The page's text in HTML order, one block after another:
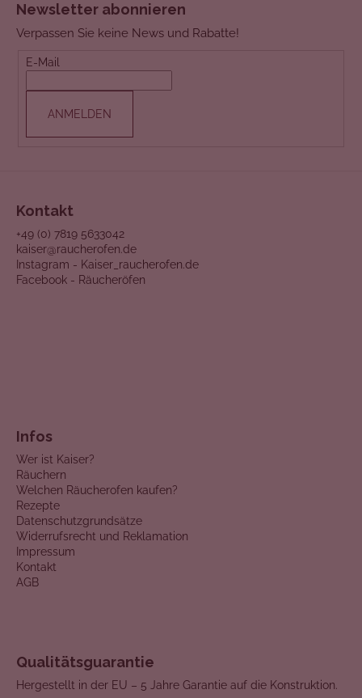
Newsletter abonnieren
Verpassen Sie keine News und Rabatte!
E-Mail
ANMELDEN
Kontakt
+49 (0) 7819 5633042
kaiser@raucherofen.de
Instagram - Kaiser_raucherofen.de
Facebook - Räucheröfen
Infos
Wer ist Kaiser?
Räuchern
Welchen Räucherofen kaufen?
Rezepte
Datenschutzgrundsätze
Widerrufsrecht und Reklamation
Impressum
Kontakt
AGB
Qualitätsguarantie
Hergestellt in der EU – 5 Jahre Garantie auf die Konstruktion.